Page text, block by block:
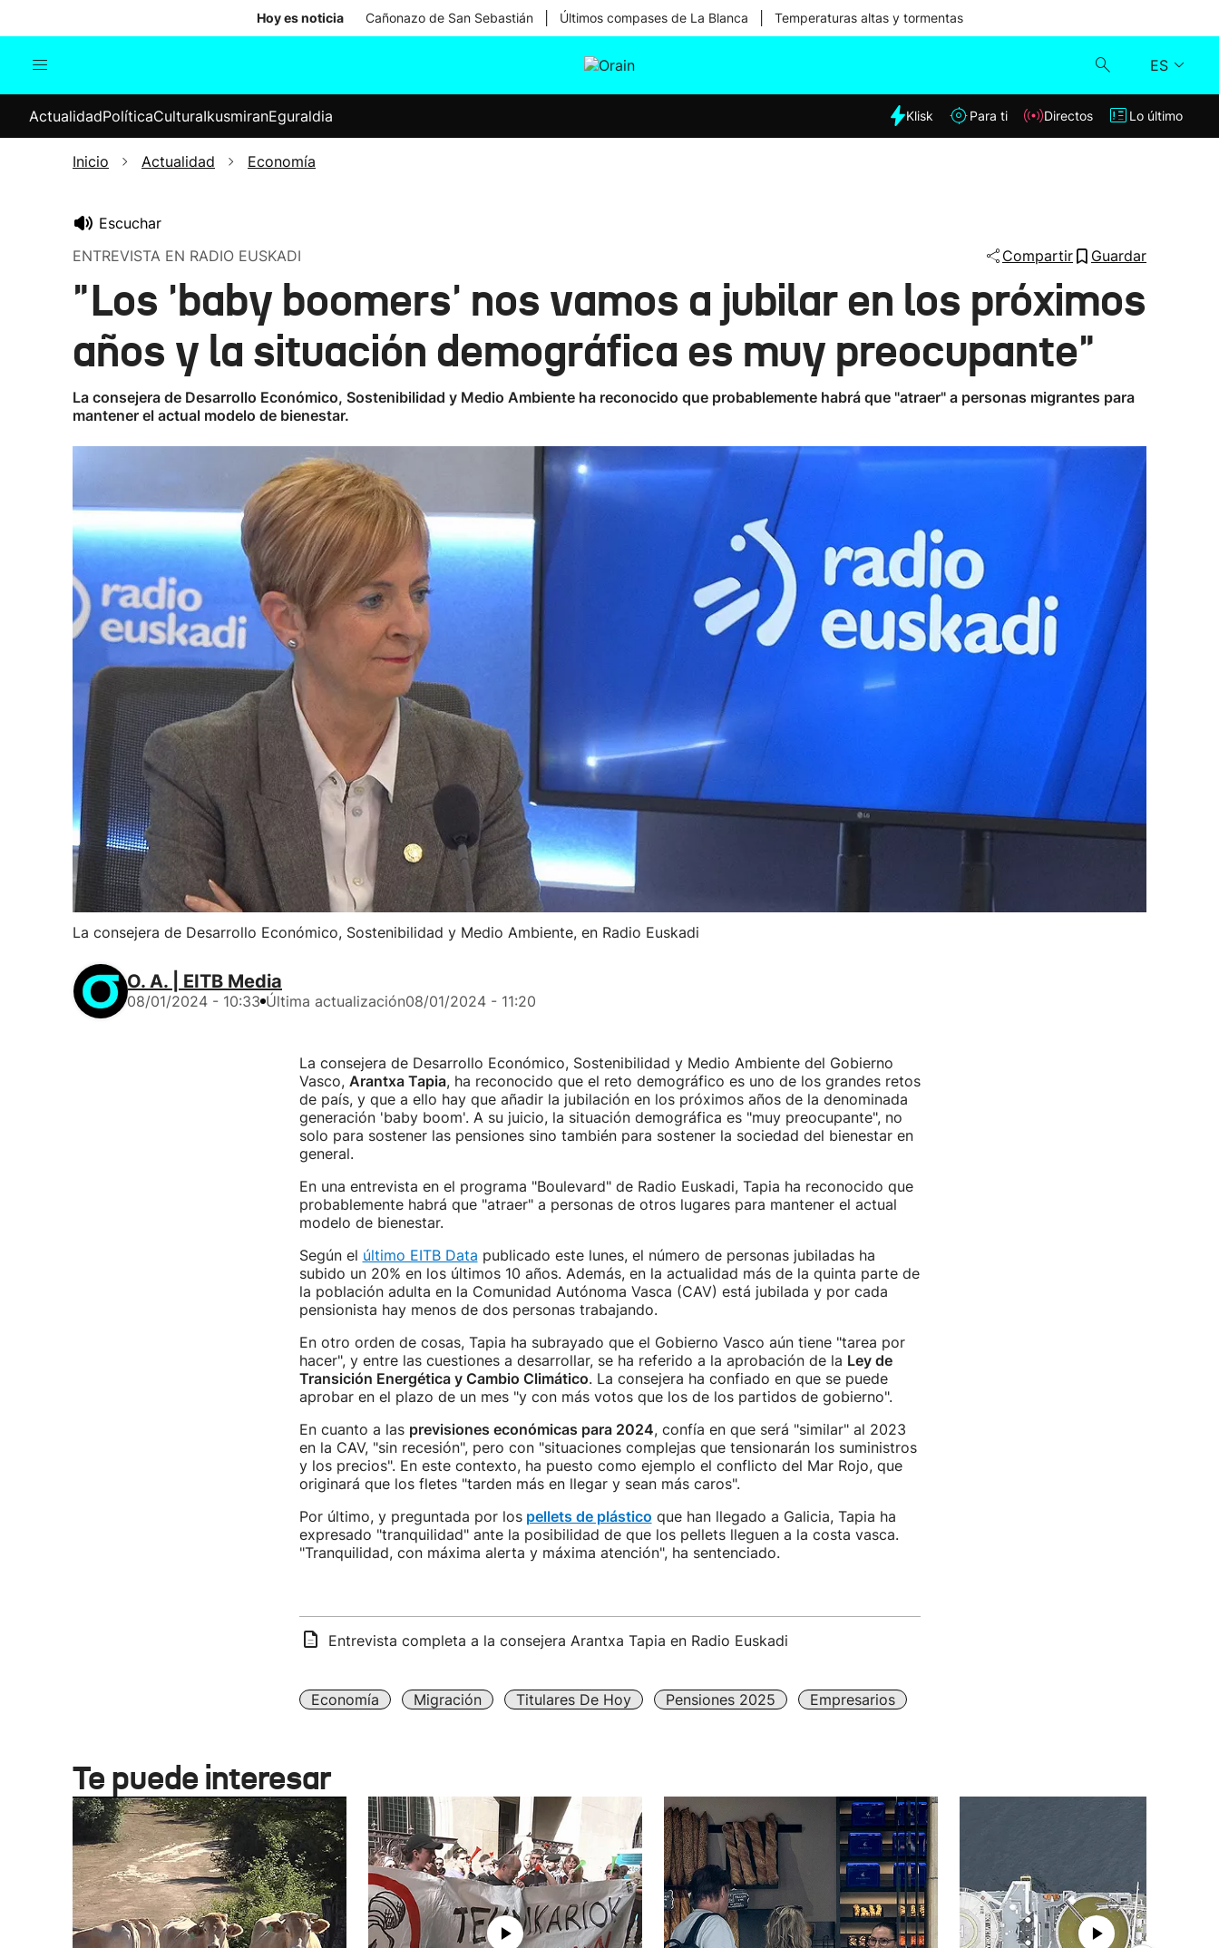
Hoy es noticia Cañonazo de San Sebastián Últimos compases de La Blanca Temperaturas altas y tormentas
ES
Internacional
Elecciones
Klisk
Lo último
ActualidadPolíticaCulturaIkusmiranEguraldia Klisk Para ti Directos Lo último
Inicio Actualidad Economía
Escuchar
ENTREVISTA EN RADIO EUSKADI
Compartir Guardar
"Los 'baby boomers' nos vamos a jubilar en los próximos
años y la situación demográfica es muy preocupante"
La consejera de Desarrollo Económico, Sostenibilidad y Medio Ambiente ha reconocido que probablemente habrá que "atraer" a personas migrantes para
mantener el actual modelo de bienestar.
La consejera de Desarrollo Económico, Sostenibilidad y Medio Ambiente, en Radio Euskadi
O. A. | EITB Media
08/01/2024 - 10:33 Última actualización08/01/2024 - 11:20
La consejera de Desarrollo Económico, Sostenibilidad y Medio Ambiente del Gobierno
Vasco, Arantxa Tapia, ha reconocido que el reto demográfico es uno de los grandes retos
de país, y que a ello hay que añadir la jubilación en los próximos años de la denominada
generación 'baby boom'. A su juicio, la situación demográfica es "muy preocupante", no
solo para sostener las pensiones sino también para sostener la sociedad del bienestar en
general.
En una entrevista en el programa "Boulevard" de Radio Euskadi, Tapia ha reconocido que
probablemente habrá que "atraer" a personas de otros lugares para mantener el actual
modelo de bienestar.
Según el último EITB Data publicado este lunes, el número de personas jubiladas ha
subido un 20% en los últimos 10 años. Además, en la actualidad más de la quinta parte de
la población adulta en la Comunidad Autónoma Vasca (CAV) está jubilada y por cada
pensionista hay menos de dos personas trabajando.
En otro orden de cosas, Tapia ha subrayado que el Gobierno Vasco aún tiene "tarea por
hacer", y entre las cuestiones a desarrollar, se ha referido a la aprobación de la Ley de
Transición Energética y Cambio Climático. La consejera ha confiado en que se puede
aprobar en el plazo de un mes "y con más votos que los de los partidos de gobierno".
En cuanto a las previsiones económicas para 2024, confía en que será "similar" al 2023
en la CAV, "sin recesión", pero con "situaciones complejas que tensionarán los suministros
y los precios". En este contexto, ha puesto como ejemplo el conflicto del Mar Rojo, que
originará que los fletes "tarden más en llegar y sean más caros".
Por último, y preguntada por los pellets de plástico que han llegado a Galicia, Tapia ha
expresado "tranquilidad" ante la posibilidad de que los pellets lleguen a la costa vasca.
"Tranquilidad, con máxima alerta y máxima atención", ha sentenciado.
Entrevista completa a la consejera Arantxa Tapia en Radio Euskadi
Economía Migración Titulares De Hoy Pensiones 2025 Empresarios
Te puede interesar